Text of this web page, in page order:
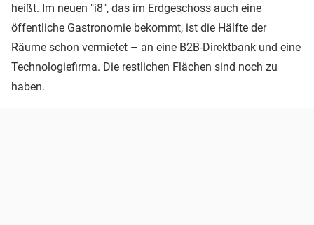
heißt. Im neuen "i8", das im Erdgeschoss auch eine
öffentliche Gastronomie bekommt, ist die Hälfte der
Räume schon vermietet – an eine B2B-Direktbank und eine
Technologiefirma. Die restlichen Flächen sind noch zu
haben.